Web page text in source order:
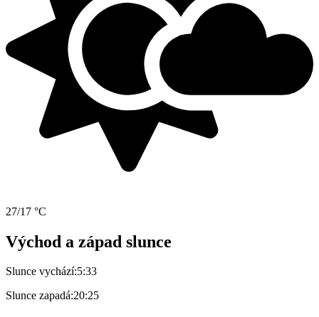
27/17 °C
Východ a západ slunce
Slunce vychází:5:33
Slunce zapadá:20:25